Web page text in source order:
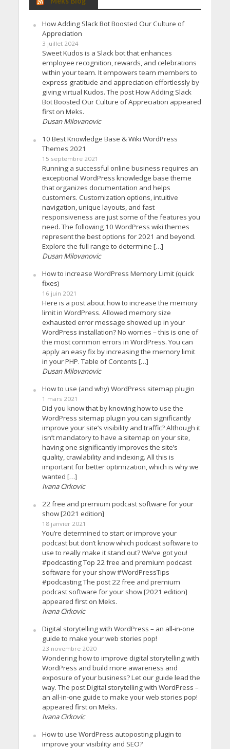
How Adding Slack Bot Boosted Our Culture of
Appreciation
3 juillet 2024
Sweet Kudos is a Slack bot that enhances
employee recognition, rewards, and celebrations
within your team. It empowers team members to
express gratitude and appreciation effortlessly by
giving virtual Kudos. The post How Adding Slack
Bot Boosted Our Culture of Appreciation appeared
first on Meks.
Dusan Milovanovic
10 Best Knowledge Base & Wiki WordPress
Themes 2021
15 septembre 2021
Running a successful online business requires an
exceptional WordPress knowledge base theme
that organizes documentation and helps
customers. Customization options, intuitive
navigation, unique layouts, and fast
responsiveness are just some of the features you
need. The following 10 WordPress wiki themes
represent the best options for 2021 and beyond.
Explore the full range to determine […]
Dusan Milovanovic
How to increase WordPress Memory Limit (quick
fixes)
16 juin 2021
Here is a post about how to increase the memory
limit in WordPress. Allowed memory size
exhausted error message showed up in your
WordPress installation? No worries – this is one of
the most common errors in WordPress. You can
apply an easy fix by increasing the memory limit
in your PHP. Table of Contents […]
Dusan Milovanovic
How to use (and why) WordPress sitemap plugin
1 mars 2021
Did you know that by knowing how to use the
WordPress sitemap plugin you can significantly
improve your site’s visibility and traffic? Although it
isn’t mandatory to have a sitemap on your site,
having one significantly improves the site’s
quality, crawlability and indexing. All this is
important for better optimization, which is why we
wanted […]
Ivana Cirkovic
22 free and premium podcast software for your
show [2021 edition]
18 janvier 2021
You’re determined to start or improve your
podcast but don’t know which podcast software to
use to really make it stand out? We’ve got you!
#podcasting Top 22 free and premium podcast
software for your show #WordPressTips
#podcasting The post 22 free and premium
podcast software for your show [2021 edition]
appeared first on Meks.
Ivana Cirkovic
Digital storytelling with WordPress – an all-in-one
guide to make your web stories pop!
23 novembre 2020
Wondering how to improve digital storytelling with
WordPress and build more awareness and
exposure of your business? Let our guide lead the
way. The post Digital storytelling with WordPress –
an all-in-one guide to make your web stories pop!
appeared first on Meks.
Ivana Cirkovic
How to use WordPress autoposting plugin to
improve your visibility and SEO?